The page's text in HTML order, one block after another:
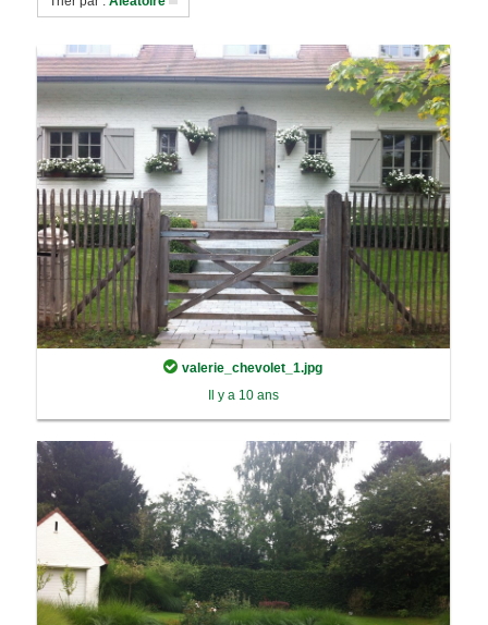
valerie_chevolet_1.jpg
Il y a 10 ans